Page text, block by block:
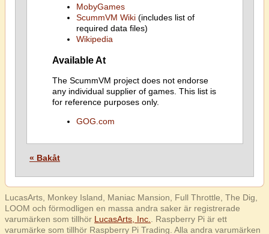
MobyGames
ScummVM Wiki(includes list of
required data files)
Wikipedia
Available At
The ScummVM project does not endorse
any individual supplier of games. This list is
for reference purposes only.
GOG.com
« Bakåt
LucasArts, Monkey Island, Maniac Mansion, Full Throttle, The Dig,
LOOM och förmodligen en massa andra saker är registrerade
varumärken som tillhör LucasArts, Inc.
. Raspberry Pi är ett
varumärke som tillhör Raspberry Pi Trading. Alla andra varumärken